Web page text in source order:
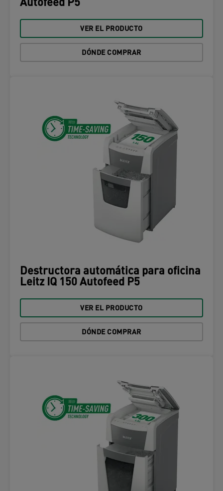
Autofeed P5
VER EL PRODUCTO
DÓNDE COMPRAR
Destructora automática para oficina
Leitz IQ 150 Autofeed P5
VER EL PRODUCTO
DÓNDE COMPRAR